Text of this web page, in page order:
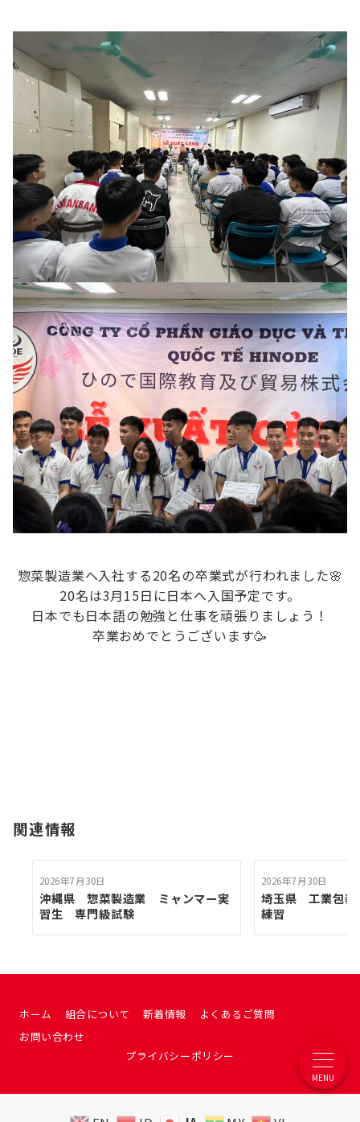
惣菜製造業へ入社する20名の卒業式が行われました🌸
20名は3月15日に日本へ入国予定です。
日本でも日本語の勉強と仕事を頑張りましょう！
卒業おめでとうございます🥳
関連情報
2026年7月30日
沖縄県 惣菜製造業 ミャンマー実
習生 専門級試験
2026年7月30日
埼玉県 工業包
練習
ホーム 組合について 新着情報
よくあるご質問
お問い合わせ
プライバシーポリシー
MENU